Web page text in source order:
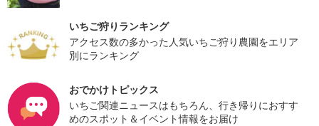
いちご狩りランキング
アクセス数の多かった人気いちご狩り農園をエリア
別にランキング
おでかけトピックス
いちご関連ニュースはもちろん、行き帰りにおすす
めのスポット＆イベント情報をお届け